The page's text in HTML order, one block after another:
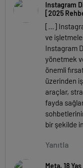
Instagram
[2025
[…]
ve
Instagram
yönetmek
önemli
üzerinden
araçlar,
fayda
bir şekilde
Yanıtla
Meta, 18